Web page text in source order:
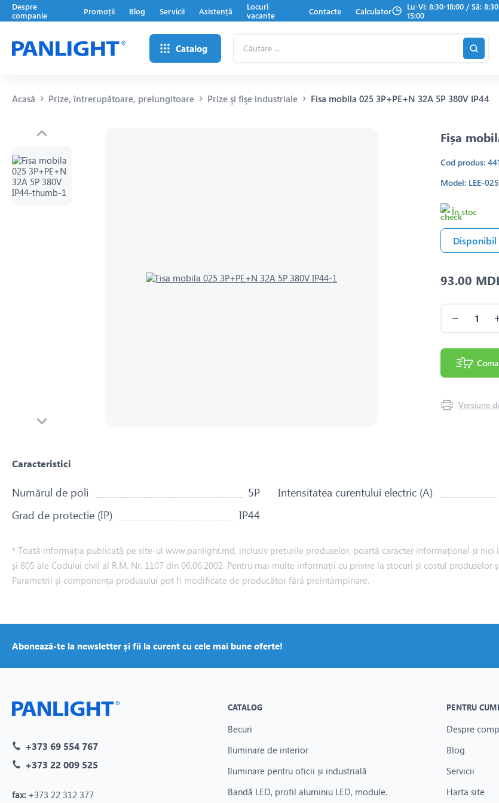
Despre
companie
Promoții Blog Servicii Asistență
Locuri
vacante
Contacte Calculator
Lu-Vi: 8:30-18:00 / Sâ:
15:00
Catalog
Acasă Prize, întrerupătoare, prelungitoare Prize şi fişe industriale Fisa mobila 025 3Р+РЕ+N 32A 5P 380V IP44
Fișa
Cod produs:
Model: LEE-025
În stoc
Disponibil
93.00
Versiune
Caracteristici
Numărul de poli 5P Intensitatea curentului electric (A)
Grad de protectie (IP)
IP44
* Toată informația publicată pe site-ul www.panlight.md, inclusiv prețurile produselor, poartă caracter informațional și
și 805 ale Codului civil al R.M. Nr. 1107 din 06.06.2002. Pentru mai multe informații cu privire la stocuri și costul
Parametrii și componența produsului pot fi modificate de producător fără preîntâmpinare.
Abonează-te la newsletter și fii la curent cu cele mai bune oferte!
+373 69 554 767
+373 22 009 525
fax: +373 22 312 377
CATALOG
Becuri
Iluminare de interior
Iluminare pentru oficii și industrială
Bandă LED, profil aluminiu LED, module.
PENTRU
Despre
Blog
Servicii
Harta site